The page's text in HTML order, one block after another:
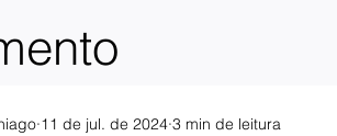
11 de jul. de 2024 3 min de leitura